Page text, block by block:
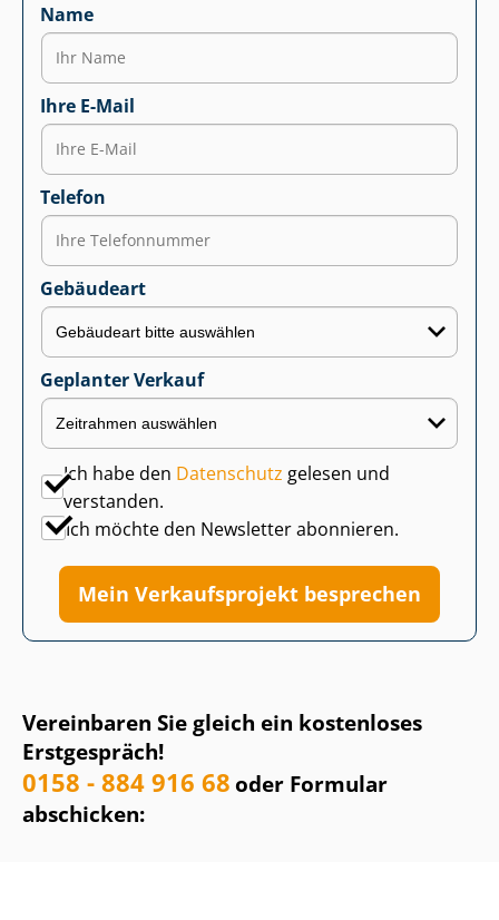
Vereinbaren Sie gleich ein kostenloses
Erstgespräch!
0158 - 884 916 68oder Formular
abschicken:
Name
Ihre E-Mail
Telefon
Gebäudeart
Geplanter Verkauf
Ich habe den Datenschutz gelesen und
verstanden.
Ich möchte den Newsletter abonnieren.
Mein Verkaufsprojekt besprechen